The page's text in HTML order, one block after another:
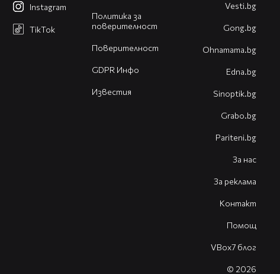
Политика за
поверителност
Поверителност
GDPR Инфо
Известия
Instagram
TikTok
Vesti.bg
Gong.bg
Оhnamama.bg
Edna.bg
Sinoptik.bg
Grabo.bg
Pariteni.bg
За нас
За реклама
Контакт
Помощ
VBox7 блог
© 2026